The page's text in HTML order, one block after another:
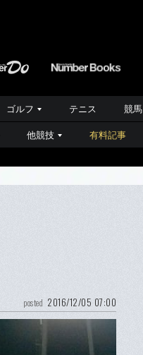
ゴルフ テニス 競馬
他競技 有料記事
posted 2016/12/05 07:00